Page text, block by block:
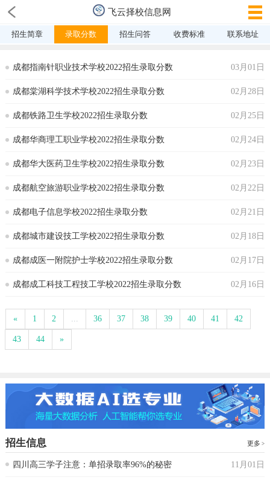
飞云择校信息网
招生简章 录取分数 招生问答 收费标准 联系地址
成都指南针职业技术学校2022招生录取分数 03月01日
成都棠湖科学技术学校2022招生录取分数 02月28日
成都铁路卫生学校2022招生录取分数 02月25日
成都华商理工职业学校2022招生录取分数 02月24日
成都华大医药卫生学校2022招生录取分数 02月23日
成都航空旅游职业学校2022招生录取分数 02月22日
成都电子信息学校2022招生录取分数 02月21日
成都城市建设技工学校2022招生录取分数 02月18日
成都成医一附院护士学校2022招生录取分数 02月17日
成都成工科技工程技工学校2022招生录取分数 02月16日
« 1 2 ... 36 37 38 39 40 41 42
43 44 »
招生信息 更多
四川高三学子注意：单招录取率96%的秘密 11月01日